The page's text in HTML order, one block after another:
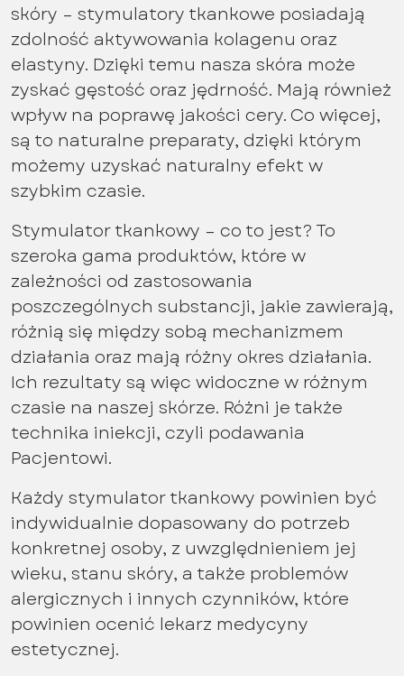
skóry – stymulatory tkankowe posiadają
zdolność aktywowania kolagenu oraz
elastyny. Dzięki temu nasza skóra może
zyskać gęstość oraz jędrność. Mają również
wpływ na poprawę jakości cery. Co więcej,
są to naturalne preparaty, dzięki którym
możemy uzyskać naturalny efekt w
szybkim czasie.
Stymulator tkankowy – co to jest? To
szeroka gama produktów, które w
zależności od zastosowania
poszczególnych substancji, jakie zawierają,
różnią się między sobą mechanizmem
działania oraz mają różny okres działania.
Ich rezultaty są więc widoczne w różnym
czasie na naszej skórze. Różni je także
technika iniekcji, czyli podawania
Pacjentowi.
Każdy stymulator tkankowy powinien być
indywidualnie dopasowany do potrzeb
konkretnej osoby, z uwzględnieniem jej
wieku, stanu skóry, a także problemów
alergicznych i innych czynników, które
powinien ocenić lekarz medycyny
estetycznej.